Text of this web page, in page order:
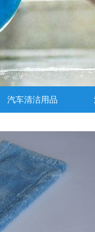
汽车清洁用品